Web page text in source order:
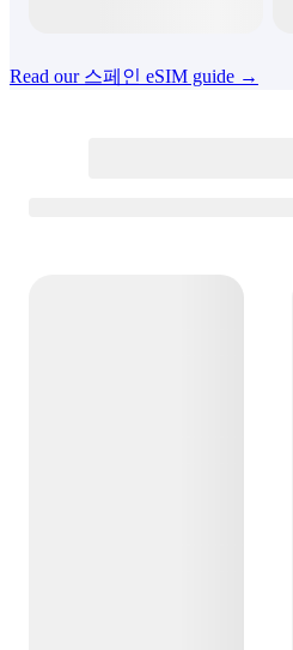
Read our 스페인 eSIM guide →